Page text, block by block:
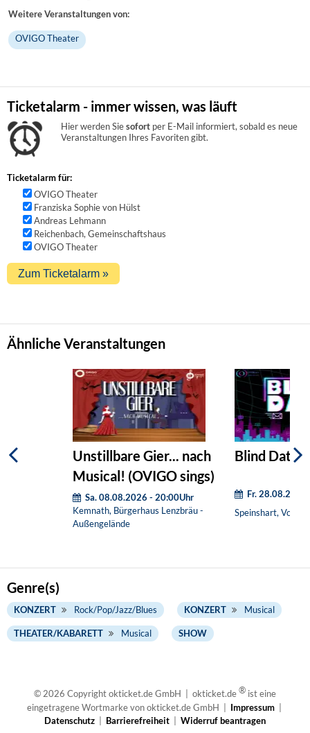
Weitere Veranstaltungen von:
OVIGO Theater
Ticketalarm - immer wissen, was läuft
Hier werden Siesofort per E-Mail informiert, sobald es neue
Veranstaltungen Ihres Favoriten gibt.
Ticketalarm für:
OVIGO Theater
Franziska Sophie von Hülst
Andreas Lehmann
Reichenbach, Gemeinschaftshaus
OVIGO Theater
Ähnliche Veranstaltungen
Unstillbare Gier... nach
Musical! (OVIGO sings)
Sa. 08.08.2026 - 20:00Uhr
Kemnath, Bürgerhaus Lenzbräu -
Außengelände
Blind Date
Fr.
Speinshart,
Genre(s)
KONZERT Rock/Pop/Jazz/Blues KONZERT Musical
THEATER/KABARETT Musical SHOW
© 2026 Copyright okticket.de GmbH | okticket.de® ist eine
eingetragene Wortmarke von okticket.de GmbH | Impressum|
Datenschutz | Barrierefreiheit | Widerruf beantragen